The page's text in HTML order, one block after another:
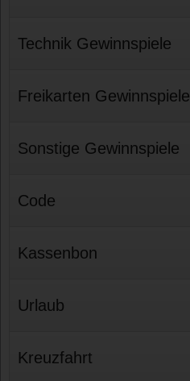
Technik Gewinnspiele
Freikarten Gewinnspiele
Sonstige Gewinnspiele
Code
Kassenbon
Urlaub
Kreuzfahrt